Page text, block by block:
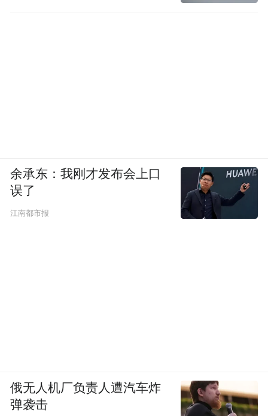
余承东：我刚才发布会上口
误了
江南都市报
俄无人机厂负责人遭汽车炸
弹袭击